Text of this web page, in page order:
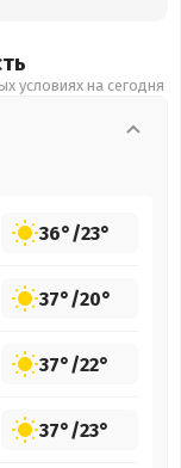
условиях на сегодня
36°/23°
37°/20°
37°/22°
37°/23°